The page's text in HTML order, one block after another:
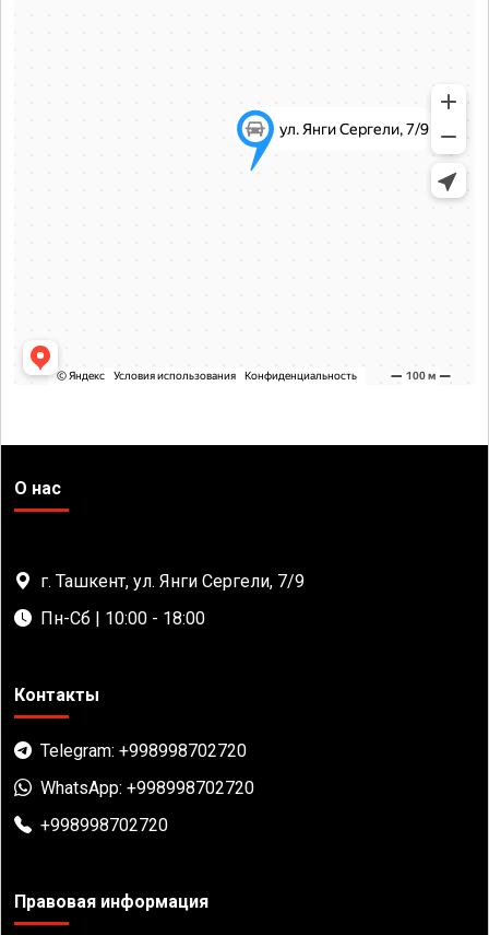
О нас
г. Ташкент, ул. Янги Сергели, 7/9
Пн-Сб | 10:00 - 18:00
Контакты
Telegram: +998998702720
WhatsApp: +998998702720
+998998702720
Правовая информация